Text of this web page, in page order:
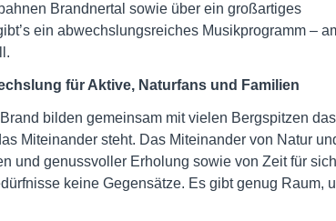
Brandnertal sowie über ein großartiges
ein abwechslungsreiches Musikprogramm –
für Aktive, Naturfans und Familien
bilden gemeinsam mit vielen Bergspitzen das
Miteinander steht. Das Miteinander von Natur
und genussvoller Erholung sowie von Zeit für
keine Gegensätze. Es gibt genug Raum,